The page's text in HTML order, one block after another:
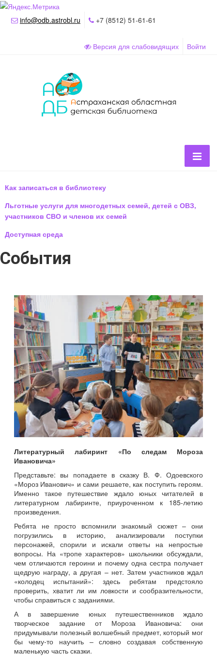
info@odb.astrobl.ru +7 (8512) 51-61-61
Версия для слабовидящих Войти
Как записаться в библиотеку
Льготные услуги для многодетных семей, детей с ОВЗ,
участников СВО и членов их семей
Доступная среда
События
Литературный лабиринт «По следам Мороза
Ивановича»
Представьте: вы попадаете в сказку В. Ф. Одоевского
«Мороз Иванович» и сами решаете, как поступить героям.
Именно такое путешествие ждало юных читателей в
литературном лабиринте, приуроченном к 185-летию
произведения.
Ребята не просто вспомнили знакомый сюжет – они
погрузились в историю, анализировали поступки
персонажей, спорили и искали ответы на непростые
вопросы. На «тропе характеров» школьники обсуждали,
чем отличаются героини и почему одна сестра получает
щедрую награду, а другая – нет. Затем участников ждал
«колодец испытаний»: здесь ребятам предстояло
проверить, хватит ли им ловкости и сообразительности,
чтобы справиться с заданиями.
А в завершение юных путешественников ждало
творческое задание от Мороза Ивановича: они
придумывали полезный волшебный предмет, который мог
бы чему-то научить – словно создавая собственную
маленькую часть сказки.